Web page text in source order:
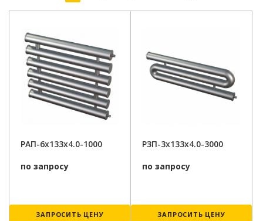
РАП-6x133x4.0-1000
по запросу
ЗАПРОСИТЬ ЦЕНУ
РЗП-3x133x4.0-3000
по запросу
ЗАПРОСИТЬ ЦЕНУ